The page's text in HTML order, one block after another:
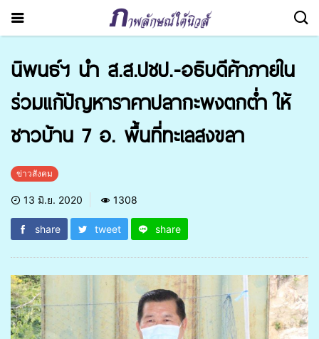
นิพนธ์ฯ นำ ส.ส.ปชป.-อธิบดีค้าภายใน
ร่วมแก้ปัญหาราคาปลากะพง​ตกต่ำ ให้
ชาวบ้าน 7 อ. พื้นที่ทะเลสงขลา
ข่าวสังคม
13 มิ.ย. 2020 1308
share tweet share